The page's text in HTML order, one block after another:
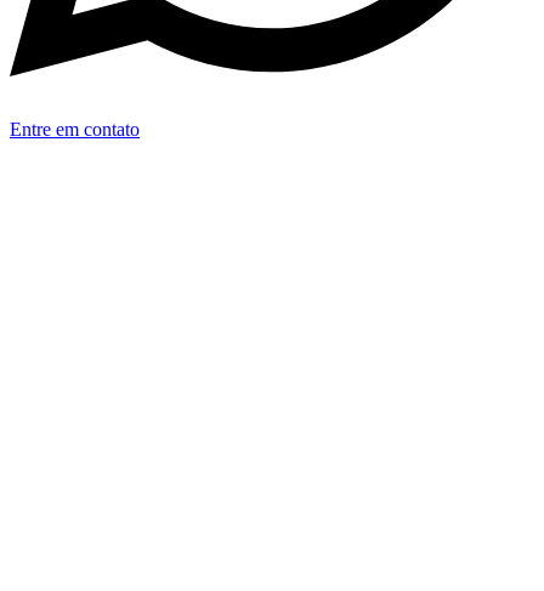
Entre em contato